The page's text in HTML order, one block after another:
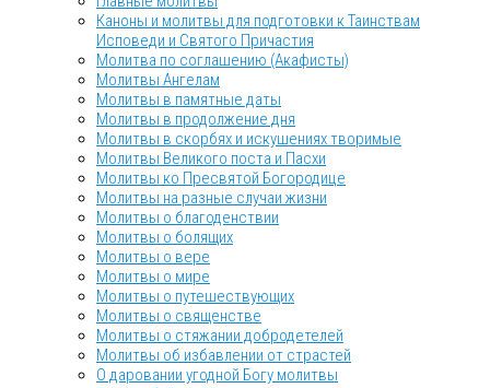
Каноны и молитвы для подготовки к Таинствам
Исповеди и Святого Причастия
Молитва по соглашению (Акафисты)
Молитвы Ангелам
Молитвы в памятные даты
Молитвы в продолжение дня
Молитвы в скорбях и искушениях творимые
Молитвы Великого поста и Пасхи
Молитвы ко Пресвятой Богородице
Молитвы на разные случаи жизни
Молитвы о благоденствии
Молитвы о болящих
Молитвы о вере
Молитвы о мире
Молитвы о путешествующих
Молитвы о священстве
Молитвы о стяжании добродетелей
Молитвы об избавлении от страстей
О даровании угодной Богу молитвы